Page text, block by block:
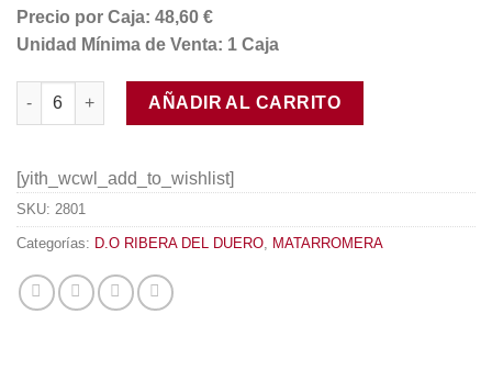
Precio por Caja: 48,60 €
Unidad Mínima de Venta: 1 Caja
Melior Tinto Roble 2018 cantidad
AÑADIR AL CARRITO
[yith_wcwl_add_to_wishlist]
SKU: 2801
Categorías: D.O RIBERA DEL DUERO, MATARROMERA